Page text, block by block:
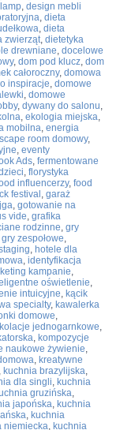
, design mebli
, dieta
, dieta
zwierząt, dietetyka
drewniane, docelowe
, dom pod klucz, dom
całoroczny, domowa
inspiracje, domowe
, domowe
, dywany do salonu,
, ekologia miejska,
mobilna, energia
room domowy,
, eventy
Ads, fermentowane
, florystyka
influencerzy, food
festival , garaż
, gotowanie na
vide, grafika
rodzinne, gry
gry zespołowe,
, hotele dla
, identyfikacja
kampanie,
oświetlenie,
intuicyjne, kącik
specialty, kawalerka
domowe,
kolacje jednogarnkowe,
, kompozycje
naukowe żywienie,
, kreatywne
, kuchnia brazylijska,
dla singli, kuchnia
gruzińska,
japońska, kuchnia
, kuchnia
niemiecka, kuchnia